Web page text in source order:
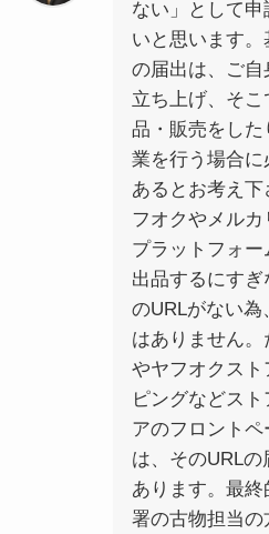
ない」として
いと思います
の届出は、ご自
立ち上げ、そ
品・販売をし
業を行う場合
あるとお考え
フオクやメル
プラットフォ
出品するにす
のURLがない為
はありません
やヤフオクスト
ピングなどス
アのフロント
は、そのURL
あります。最
署の古物担当の